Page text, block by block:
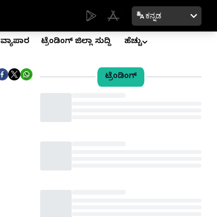
ಕನ್ನಡ
ವ್ಯಾಪಾರ ಟ್ರೆಂಡಿಂಗ್ ಜಿಲ್ಲಾ ಸುದ್ದಿ ಹೆಚ್ಚು
ಟ್ರೆಂಡಿಂಗ್